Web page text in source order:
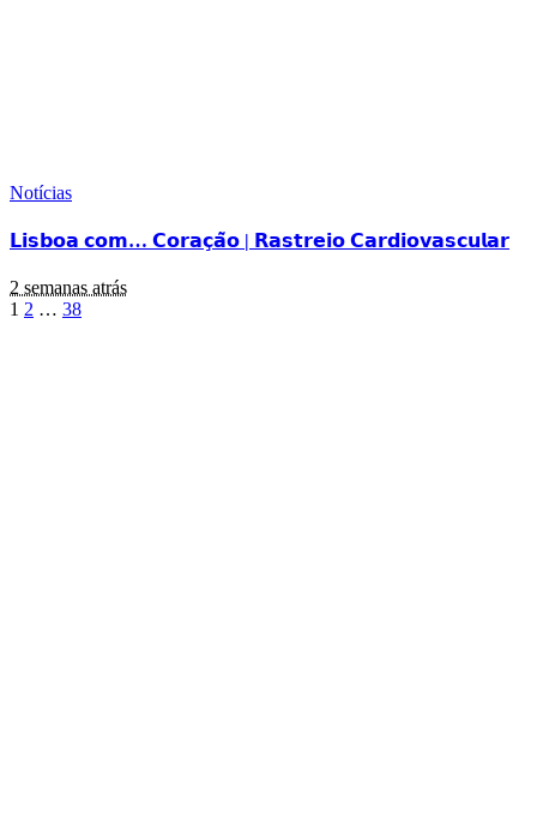
Notícias
𝗟𝗶𝘀𝗯𝗼𝗮 𝗰𝗼𝗺… 𝗖𝗼𝗿𝗮𝗰̧𝗮̃𝗼 | 𝗥𝗮𝘀𝘁𝗿𝗲𝗶𝗼 𝗖𝗮𝗿𝗱𝗶𝗼𝘃𝗮𝘀𝗰𝘂𝗹𝗮𝗿
2 semanas atrás
1 2 … 38